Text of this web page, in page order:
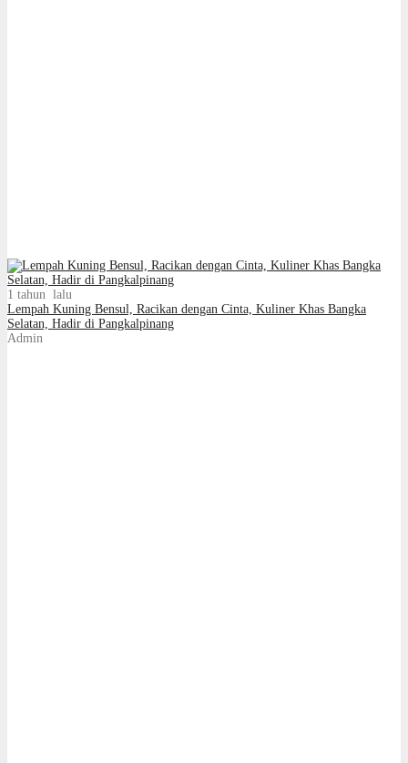
1 tahun lalu
Lempah Kuning Bensul, Racikan dengan Cinta, Kuliner Khas Bangka
Selatan, Hadir di Pangkalpinang
Admin